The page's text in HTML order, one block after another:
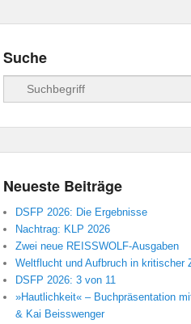
Suche
Suchen
Neueste Beiträge
DSFP 2026: Die Ergebnisse
Nachtrag: KLP 2026
Zwei neue REISSWOLF-Ausgaben
Weltflucht und Aufbruch in kritischer
DSFP 2026: 3 von 11
»Hautlichkeit« – Buchpräsentation
& Kai Beisswenger